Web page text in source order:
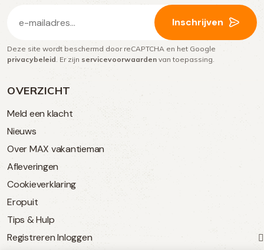
OVERZICHT
Meld een klacht
Nieuws
Over MAX vakantieman
Afleveringen
Cookieverklaring
Eropuit
Tips & Hulp
Registreren Inloggen
mailadres
(Vereist)
Inschrijven
Deze site wordt beschermd door reCAPTCHA en het Google
privacybeleid . Er zijn servicevoorwaarden van toepassing.